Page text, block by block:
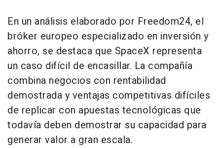
En un análisis elaborado por Freedom24, el
bróker europeo especializado en inversión y
ahorro, se destaca que SpaceX representa
un caso difícil de encasillar. La compañía
combina negocios con rentabilidad
demostrada y ventajas competitivas difíciles
de replicar con apuestas tecnológicas que
todavía deben demostrar su capacidad para
generar valor a gran escala.